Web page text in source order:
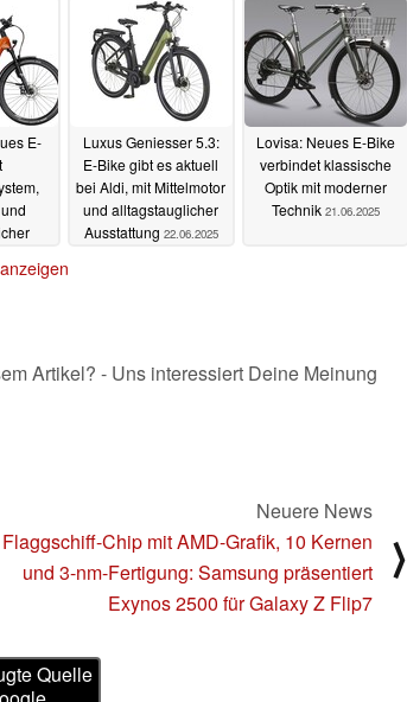
E-
Luxus Geniesser 5.3:
E-Bike gibt es aktuell
bei Aldi, mit Mittelmotor
und alltagstauglicher
Ausstattung 22.06.2025
Lovisa: Neues E-Bike
verbindet klassische
Optik mit moderner
Technik 21.06.2025
Artikel? - Uns interessiert Deine Meinung
Neuere News
Flaggschiff-Chip mit AMD-Grafik, 10 Kernen
und 3-nm-Fertigung: Samsung präsentiert
Exynos 2500 für Galaxy Z Flip7
⟩
Quelle